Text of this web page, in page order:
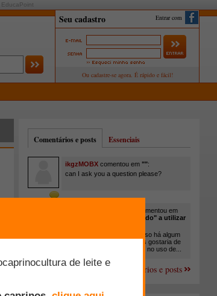
EducaPoint
Entrar com
Comentários e posts Essenciais
ikgzMOBX comentou em "":
can I ask you a question please?
comentou em
"Você está sendo "obrigado" a utilizar
Em minha propriedade, já uso há algum
tempo cana com ureia, mas gostaria de
um melhor aprofundamento no uso de...
Mais comentários e posts